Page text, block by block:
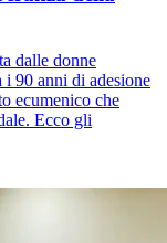
dalle donne
i 90 anni di adesione
ecumenico che
Ecco gli